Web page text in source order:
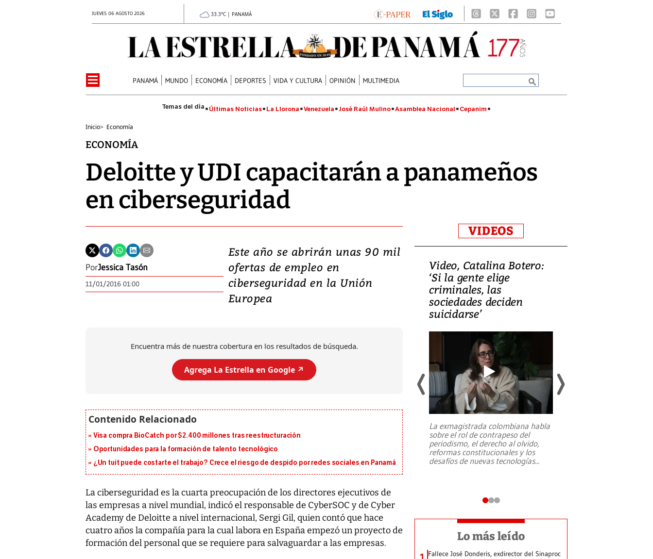
JUEVES 06 AGOSTO 2026 33.3°C | PANAMÁ
PANAMÁ MUNDO ECONOMÍA DEPORTES VIDA Y CULTURA OPINIÓN MULTIMEDIA
Últimas Noticias La Llorona Venezuela José Raúl Mulino Asamblea Nacional Cepanim
Inicio> Economía
ECONOMÍA
Deloitte y UDI capacitarán a panameños
en ciberseguridad
PorJessica Tasón
11/01/2016 01:00
Este año se abrirán unas 90 mil
ofertas de empleo en
ciberseguridad en la Unión
Europea
Encuentra más de nuestra cobertura en los resultados de búsqueda.
Agrega La Estrella en Google ↗️
Visa compra BioCatch por $2.400 millones tras reestructuración
Oportunidades para la formación de talento tecnológico
¿Un tuit puede costarte el trabajo? Crece el riesgo de despido por redes sociales en Panamá
La ciberseguridad es la cuarta preocupación de los directores ejecutivos de
las empresas a nivel mundial, indicó el responsable de CyberSOC y de Cyber
Academy de Deloitte a nivel internacional, Sergi Gil, quien contó que hace
cuatro años la compañía para la cual labora en España empezó un proyecto de
formación del personal que se requiere para salvaguardar a las empresas.
VIDEOS
Video, Japón: Terremoto
deja heridos y graves
daños en Kumamoto
7,1 se registró este martes 28 de
emergencia de gran
Video, Catalina Botero:
‘Si la gente elige
criminales, las
sociedades deciden
suicidarse’
La exmagistrada colombiana habla
sobre el rol de contrapeso del
periodismo, el derecho al olvido,
reformas constitucionales y los
desafíos de nuevas tecnologías...
Lo más leído
Fallece José Donderis, exdirector del Sinaproc